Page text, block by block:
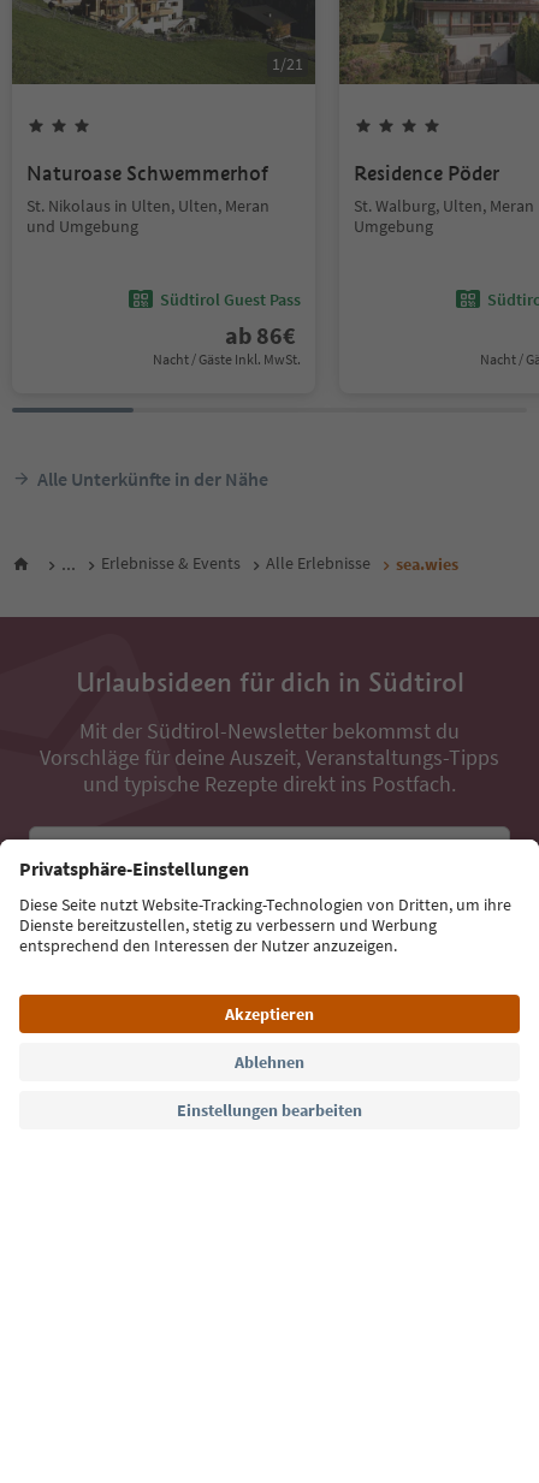
1/21
Naturoase Schwemmerhof
St. Nikolaus in Ulten, Ulten, Meran
und Umgebung
Südtirol Guest Pass
ab 86€
Nacht / Gäste Inkl. MwSt.
Residence Pöder
St. Walburg, Ulten,
Umgebung
Nacht /
Alle Unterkünfte in der Nähe
... Erlebnisse & Events Alle Erlebnisse sea.wies
Urlaubsideen für dich in Südtirol
Mit der Südtirol-Newsletter bekommst du
Vorschläge für deine Auszeit, Veranstaltungs-Tipps
und typische Rezepte direkt ins Postfach.
Jetzt anmelden